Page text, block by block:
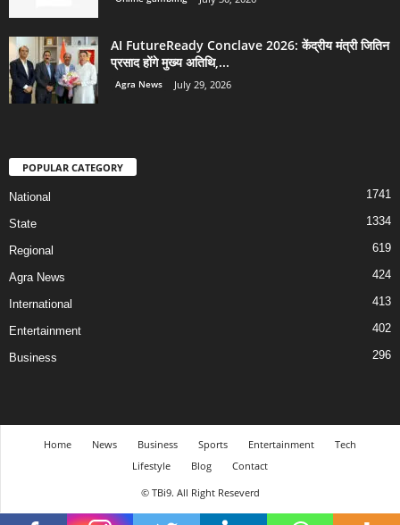
AI FutureReady Conclave 2026: केंद्रीय मंत्री जितिन
प्रसाद होंगे मुख्य अतिथि,...
Agra News July 29, 2026
POPULAR CATEGORY
National 1741
State 1334
Regional 619
Agra News 424
International 413
Entertainment 402
Business 296
Home News Business Sports Entertainment
Tech
Lifestyle
Blog
Contact
© TBi9. All Right Reseverd